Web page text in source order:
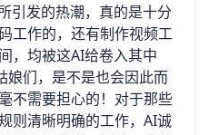
引发的热潮，真的是十分
工作的，还有制作视频工
，均被这AI给卷入其中
娘们，是不是也会因此而
不需要担心的！对于那些
则清晰明确的工作，AI诚